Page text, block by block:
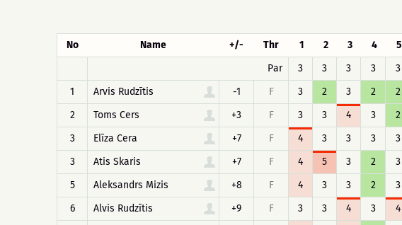
No Name +/- Thr 1 2 3 4 5
Par
3 3 3 3 3
1
Arvis Rudzītis -1 F 3 2 3 2 2
2
Toms Cers +3 F 3 3 4 3 2
3
Elīza Cera +7 F 4 3 3 3 3
3
Atis Skaris +7 F 4 5 3 2 3
5
Aleksandrs Mizis +8 F 4 3 3 2 3
6
Alvis Rudzītis +9 F 3 3 4 3 4